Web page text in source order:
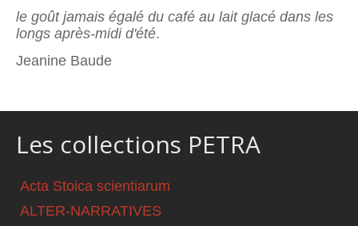
le goût jamais égalé du café au lait glacé dans les
longs après-midi d'été.
Jeanine Baude
Les collections PETRA
Acta Stoica scientiarum
ALTER-NARRATIVES